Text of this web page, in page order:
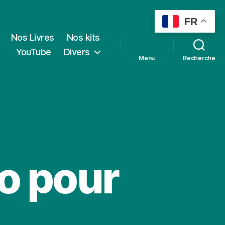
Nos Livres
Nos kits
YouTube
Divers
Menu Recherche
pour
FR